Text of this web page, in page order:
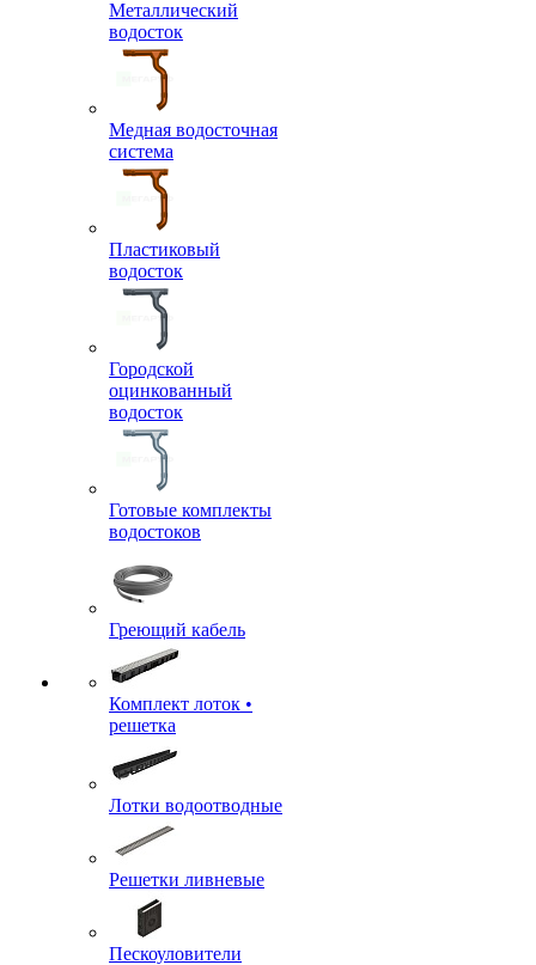
Металлический
водосток
Медная водосточная
система
Пластиковый
водосток
Городской
оцинкованный
водосток
Готовые комплекты
водостоков
Греющий кабель
Комплект лоток •
решетка
Лотки водоотводные
Решетки ливневые
Пескоуловители